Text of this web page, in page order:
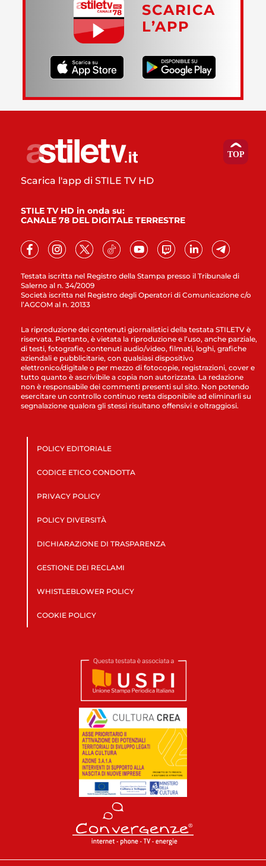
SCARICA
L’APP
Testata iscritta nel Registro della Stampa presso il Tribunale di
Salerno al n. 34/2009
Società iscritta nel Registro degli Operatori di Comunicazione c/o
l’AGCOM al n. 20133
Scarica l'app di STILE TV HD
STILE TV HD in onda su:
CANALE 78 DEL DIGITALE TERRESTRE
La riproduzione dei contenuti giornalistici della testata STILETV è
riservata. Pertanto, è vietata la riproduzione e l’uso, anche parziale,
di testi, fotografie, contenuti audio/video, filmati, loghi, grafiche
aziendali e pubblicitarie, con qualsiasi dispositivo
elettronico/digitale o per mezzo di fotocopie, registrazioni, cover e
tutto quanto è ascrivibile a copia non autorizzata. La redazione
non è responsabile dei commenti presenti sul sito. Non potendo
esercitare un controllo continuo resta disponibile ad eliminarli su
segnalazione qualora gli stessi risultano offensivi e oltraggiosi.
POLICY EDITORIALE
CODICE ETICO CONDOTTA
PRIVACY POLICY
POLICY DIVERSITÀ
DICHIARAZIONE DI TRASPARENZA
GESTIONE DEI RECLAMI
WHISTLEBLOWER POLICY
COOKIE POLICY